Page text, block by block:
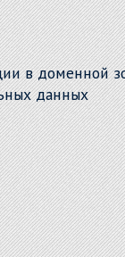
в доменной
данных